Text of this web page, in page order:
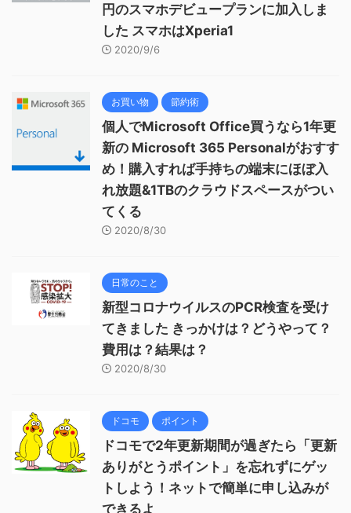
円のスマホデビュープランに加入しま
した スマホはXperia1
2020/9/6
お買い物 節約術
個人でMicrosoft Office買うなら1年更
新の Microsoft 365 Personalがおすす
め！購入すれば手持ちの端末にほぼ入
れ放題&1TBのクラウドスペースがつい
てくる
2020/8/30
日常のこと
新型コロナウイルスのPCR検査を受け
てきました きっかけは？どうやって？
費用は？結果は？
2020/8/30
ドコモ ポイント
ドコモで2年更新期間が過ぎたら「更新
ありがとうポイント」を忘れずにゲッ
トしよう！ネットで簡単に申し込みが
できるよ